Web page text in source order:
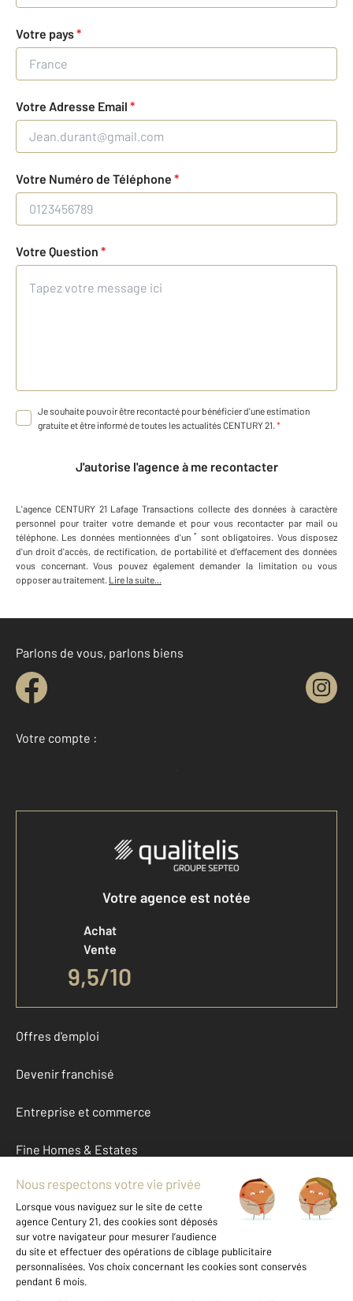
Votre pays*
Votre Adresse Email *
Votre Numéro de Téléphone *
Votre Question *
Je souhaite pouvoir être recontacté pour bénéficier d'une estimation
gratuite et être informé de toutes les actualités CENTURY 21. *
J'autorise l'agence à me recontacter
L'agence CENTURY 21 Lafage Transactions collecte des données à caractère
personnel pour traiter votre demande et pour vous recontacter par mail ou
téléphone. Les données mentionnées d'un * sont obligatoires. Vous disposez
d'un droit d'accès, de rectification, de portabilité et d'effacement des données
vous concernant. Vous pouvez également demander la limitation ou vous
opposer au traitement. Lire la suite...
Parlons de vous, parlons biens
Votre compte :
Accéder à mon compte
Votre agence est notée
Achat
Vente
9,5/10
Offres d'emploi
Devenir franchisé
Entreprise et commerce
Fine Homes & Estates
À propos
International
Nous contacter